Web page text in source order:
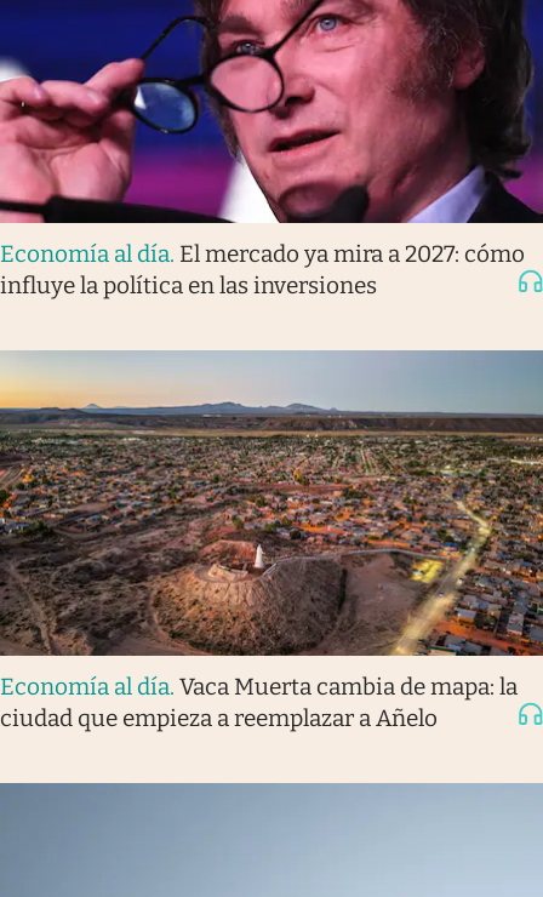
Economía al día. El mercado ya mira a 2027: cómo
influye la política en las inversiones
Economía al día. Vaca Muerta cambia de mapa: la
ciudad que empieza a reemplazar a Añelo